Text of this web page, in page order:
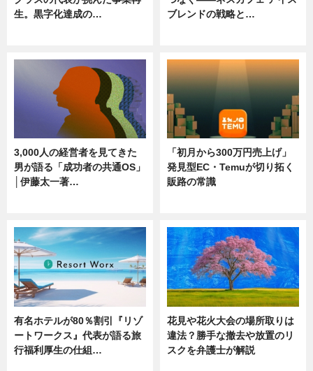
生。黒字化達成の…
ブレンドの戦略と…
3,000人の経営者を見てきた
男が語る「成功者の共通OS」
│伊藤太一著…
「初月から300万円売上げ」
発見型EC・Temuが切り拓く
販路の常識
有名ホテルが80％割引『リゾ
ートワークス』代表が語る旅
行福利厚生の仕組…
花見や花火大会の場所取りは
違法？勝手な撤去や放置のリ
スクを弁護士が解説